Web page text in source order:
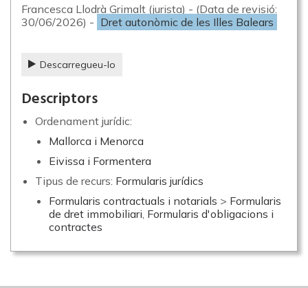
Francesca Llodrà Grimalt (jurista) - (Data de revisió:
30/06/2026) - Dret autonòmic de les Illes Balears
Descarregueu-lo
Descriptors
Ordenament jurídic:
Mallorca i Menorca
Eivissa i Formentera
Tipus de recurs: Formularis jurídics
Formularis contractuals i notarials > Formularis
de dret immobiliari, Formularis d'obligacions i
contractes